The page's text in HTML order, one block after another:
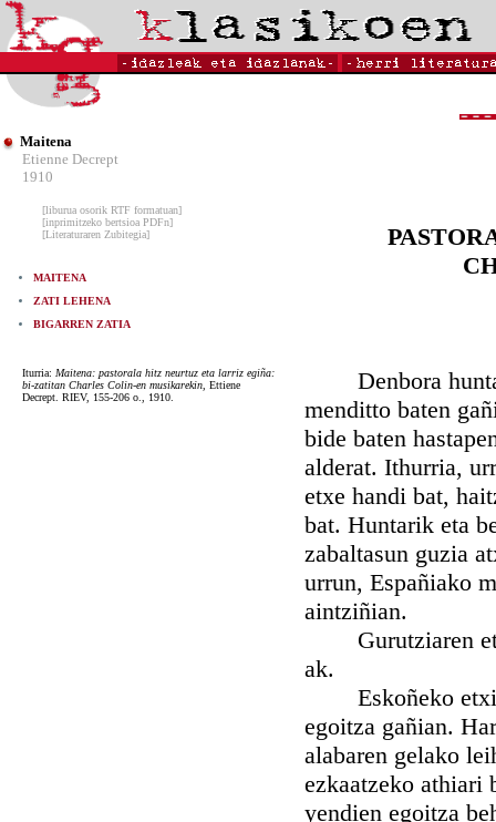
Maitena
Etienne Decrept
1910
[liburua osorik RTF formatuan]
[inprimitzeko bertsioa PDFn]
[Literaturaren Zubitegia]
MAITENA
ZATI LEHENA
BIGARREN ZATIA
Iturria: Maitena: pastorala hitz neurtuz eta larriz egiña:
bi-zatitan Charles Colin-en musikarekin, Ettiene
Decrept. RIEV, 155-206 o., 1910.
Denbora
menditto baten
bide baten
alderat. Ithurria,
etxe handi bat,
bat. Huntarik eta
zabaltasun guzia
urrun, Españiako
aintziñian.
Gurutziaren eta
ak.
Eskoñeko
egoitza gañian.
alabaren gelako
ezkaatzeko athiari
yendien egoitza